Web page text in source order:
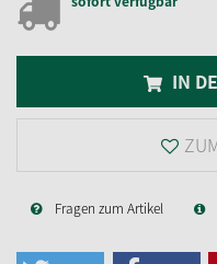
IN
Fragen zum Artikel